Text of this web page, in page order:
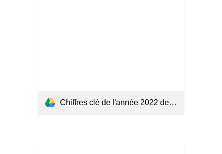
Chiffres clé de l'année 2022 de l'accidentologie maritime.pdf